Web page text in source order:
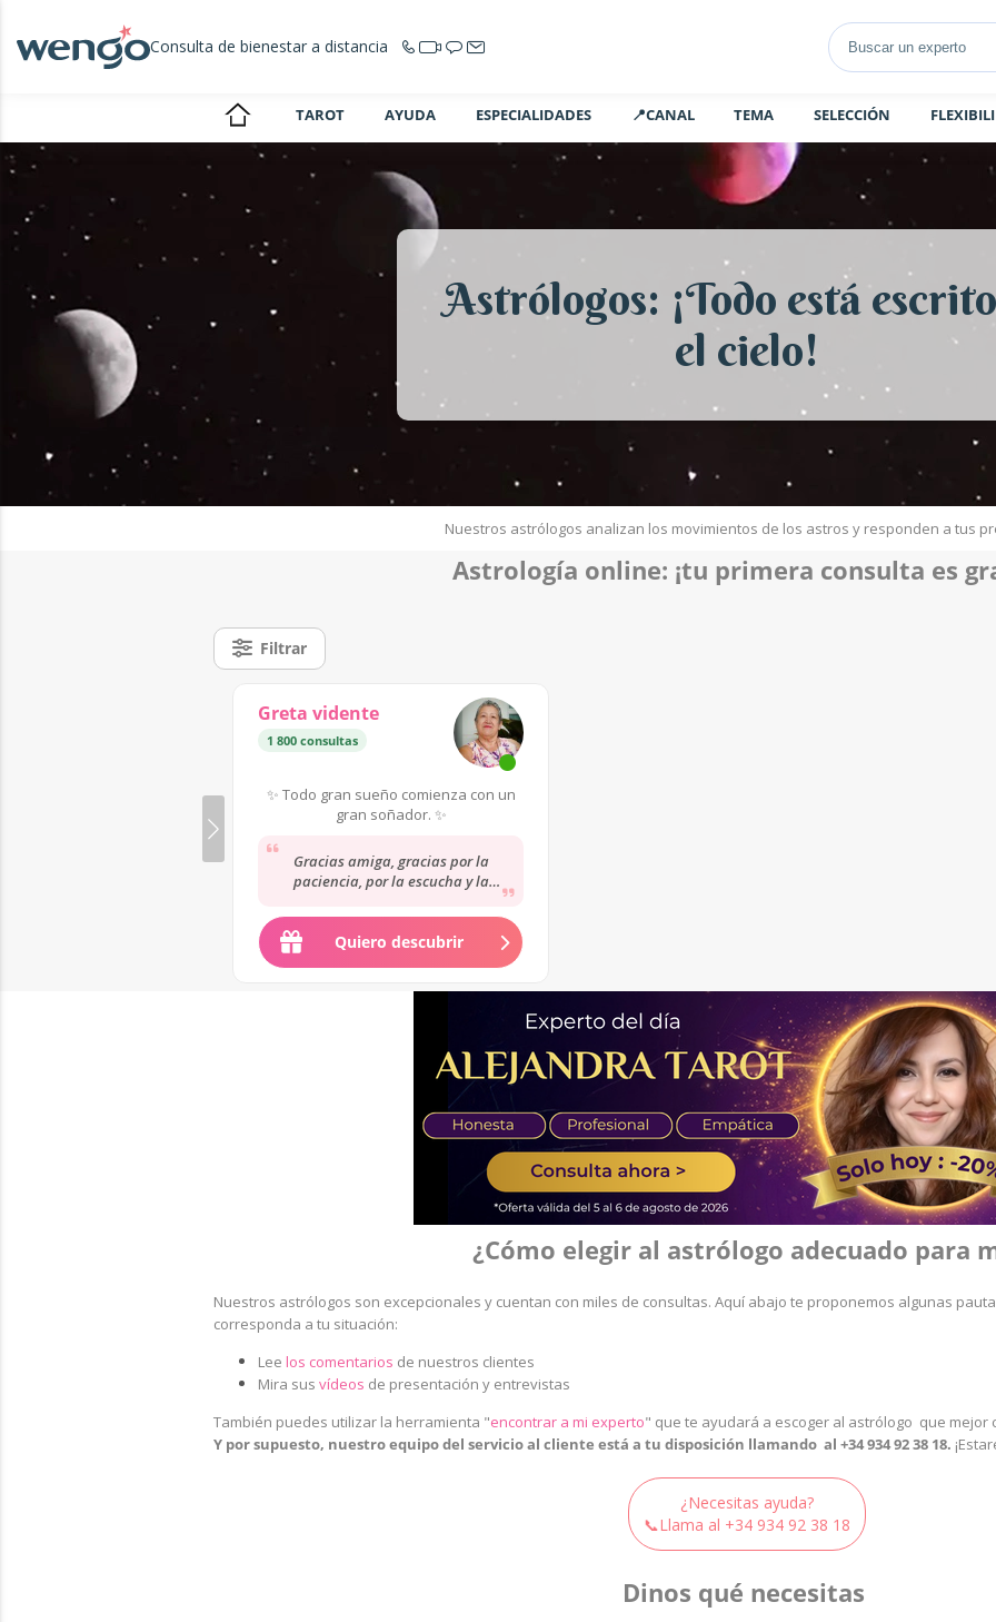
Consulta de bienestar a distancia
TAROT AYUDA ESPECIALIDADES 📍CANAL TEMA SELECCIÓN
Astrólogos: ¡Todo está
el cielo!
Nuestros astrólogos analizan los movimientos de los astros y responden a tus
Astrología online: ¡tu primera consulta es
Filtrar
Greta vidente
1 800 consultas
✨ Todo gran sueño comienza con un
gran soñador. ✨
Gracias amiga, gracias por la
paciencia, por la escucha y la
atención........................................................
..........................................................................
...........................
Quiero descubrir
¿Cómo elegir al astrólogo adecuado para
Nuestros astrólogos son excepcionales y cuentan con miles de consultas. Aquí abajo te proponemos algunas
corresponda a tu situación:
Lee los comentarios de nuestros clientes
Mira sus vídeos de presentación y entrevistas
También puedes utilizar la herramienta "encontrar a mi experto" que te ayudará a escoger al astrólogo que mejor
Y por supuesto, nuestro equipo del servicio al cliente está a tu disposición llamando al +34 934 92 38 18.
¿Necesitas ayuda?
📞Llama al +34 934 92 38 18
Dinos qué necesitas